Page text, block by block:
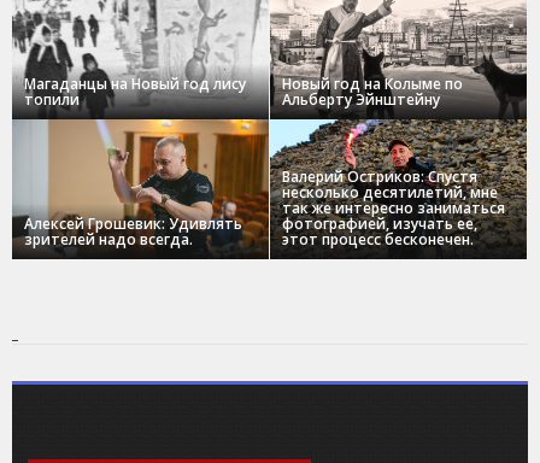
Магаданцы на Новый год лису
топили
Новый год на Колыме по
Альберту Эйнштейну
Алексей Грошевик: Удивлять
зрителей надо всегда.
Валерий Остриков: Спустя
несколько десятилетий, мне
так же интересно заниматься
фотографией, изучать ее,
этот процесс бесконечен.